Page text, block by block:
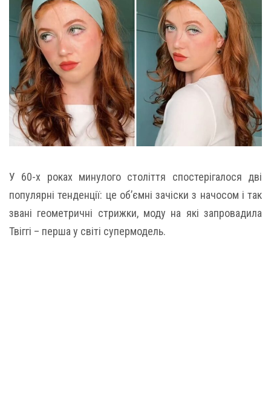
У 60-х роках минулого століття спостерігалося дві
популярні тенденції: це об’ємні зачіски з начосом і так
звані геометричні стрижки, моду на які запровадила
Твіггі – перша у світі супермодель.